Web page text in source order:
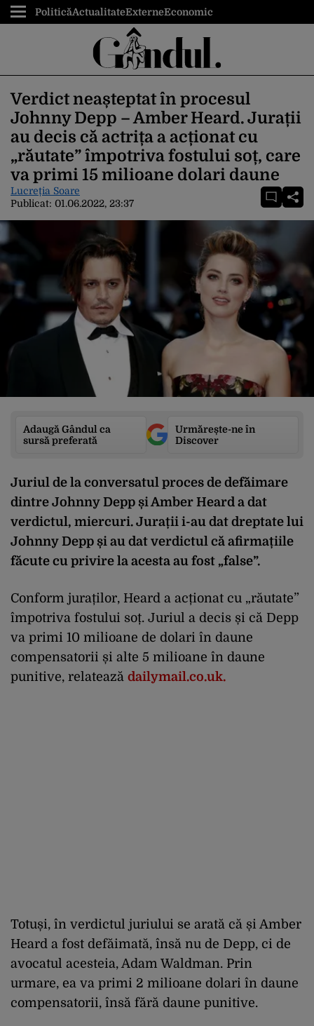
PoliticăActualitateExterneEconomic
Verdict neașteptat în procesul
Johnny Depp – Amber Heard. Jurații
au decis că actrița a acționat cu
„răutate” împotriva fostului soț, care
va primi 15 milioane dolari daune
Lucreția Soare
Publicat: 01.06.2022, 23:37
Adaugă Gândul ca
sursă preferată
Urmărește-ne în
Discover
Juriul de la conversatul proces de defăimare
dintre Johnny Depp și Amber Heard a dat
verdictul, miercuri. Jurații i-au dat dreptate lui
Johnny Depp și au dat verdictul că afirmațiile
făcute cu privire la acesta au fost „false”.
Conform juraților, Heard a acționat cu „răutate”
împotriva fostului soț. Juriul a decis și că Depp
va primi 10 milioane de dolari în daune
compensatorii și alte 5 milioane în daune
punitive, relatează dailymail.co.uk.
Totuși, în verdictul juriului se arată că și Amber
Heard a fost defăimată, însă nu de Depp, ci de
avocatul acesteia, Adam Waldman. Prin
urmare, ea va primi 2 milioane dolari în daune
compensatorii, însă fără daune punitive.